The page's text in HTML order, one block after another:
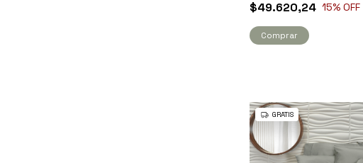
$49.620,24 15% OFF
Comprar
GRATIS